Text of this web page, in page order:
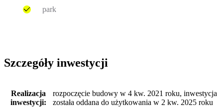
park
Szczegóły inwestycji
Realizacja
inwestycji:
rozpoczęcie budowy w 4 kw. 2021 roku, inwestycja
została oddana do użytkowania w 2 kw. 2025 roku